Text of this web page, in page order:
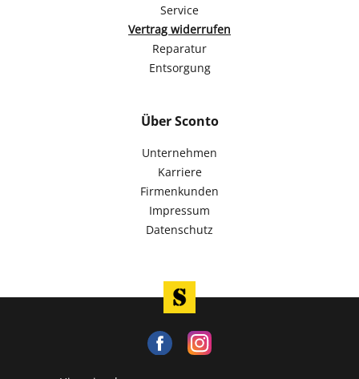
Service
Vertrag widerrufen
Reparatur
Entsorgung
Über Sconto
Unternehmen
Karriere
Firmenkunden
Impressum
Datenschutz